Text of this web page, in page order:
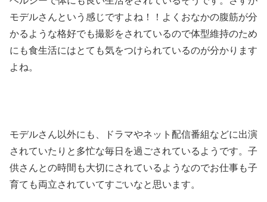
モデルさんという感じですよね！！よくおなかの腹筋が分
かるような格好でも撮影をされているので体型維持のため
にも食生活にはとても気をつけられているのが分かります
よね。
モデルさん以外にも、ドラマやネット配信番組などに出演
されていたりと多忙な毎日を過ごされているようです。子
供さんとの時間も大切にされているようなのでお仕事も子
育ても両立されていてすごいなと思います。